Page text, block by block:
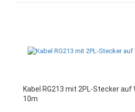
Kabel RG213 mit 2PL-Stecker auf
10m